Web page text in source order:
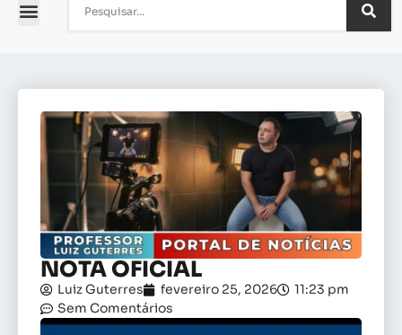
NOTA OFICIAL
Luiz Guterres fevereiro 25, 2026
11:23 pm
Sem Comentários